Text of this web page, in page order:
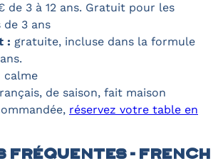
de 3 à 12 ans. Gratuit pour les
3 ans
: gratuite, incluse dans la formule
calme
de saison, fait maison
réservez votre table en
fréquentes - French